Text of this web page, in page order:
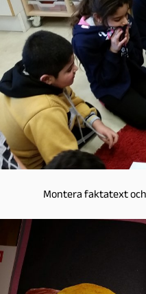
Montera faktatext